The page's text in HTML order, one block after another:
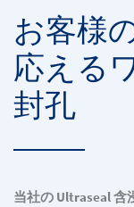
お客様
応える
封孔
当社の Ultraseal 含